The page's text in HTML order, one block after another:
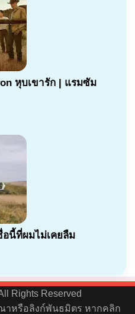
หุบเขารัก | แรมซัม
อนี้ที่ผมไม่เคยลืม
Rights Reserved
าหรือลิงก์พันธมิตร หากคลิก